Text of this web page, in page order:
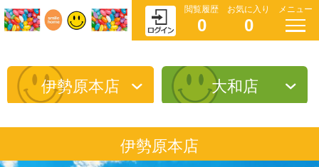
閲覧履歴
0
お気に入り
0
メニュー
伊勢原本店 大和店
伊勢原本店